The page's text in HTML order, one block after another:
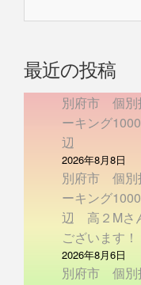
最近の投稿
別府市 個
ーキング
辺
2026年8月8日
別府市 個
ーキング
辺 高２Mさ
ございます！
2026年8月6日
別府市 個